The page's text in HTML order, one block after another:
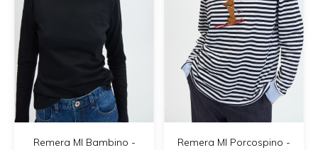
Remera Ml Bambino -
Remera Ml Porcospino -